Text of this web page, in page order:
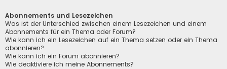
Abonnements und Lesezeichen
Was ist der Unterschied zwischen einem Lesezeichen und einem
Abonnements für ein Thema oder Forum?
Wie kann ich ein Lesezeichen auf ein Thema setzen oder ein Thema
abonnieren?
Wie kann ich ein Forum abonnieren?
Wie deaktiviere ich meine Abonnements?